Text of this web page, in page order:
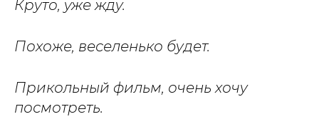
Круто, уже жду.
Похоже, веселенько будет.
Прикольный фильм, очень хочу
посмотреть.